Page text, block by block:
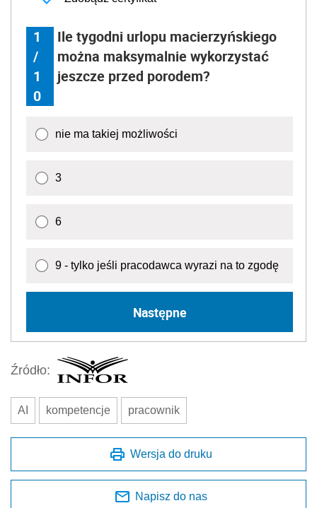
1
/
1
0
Ile tygodni urlopu macierzyńskiego
można maksymalnie wykorzystać
jeszcze przed porodem?
nie ma takiej możliwości
3
6
9 - tylko jeśli pracodawca wyrazi na to zgodę
Następne
Źródło:
AI kompetencje pracownik
Wersja do druku
Napisz do nas